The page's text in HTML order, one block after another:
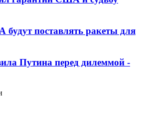
поставлять ракеты для
Путина перед дилеммой -